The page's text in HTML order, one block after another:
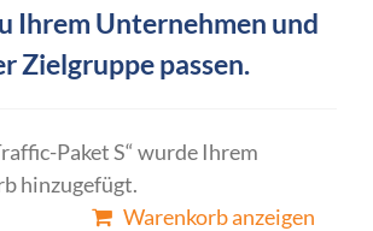
Ihrem Unternehmen und
Zielgruppe passen.
Paket S“ wurde Ihrem
hinzugefügt.
Warenkorb anzeigen